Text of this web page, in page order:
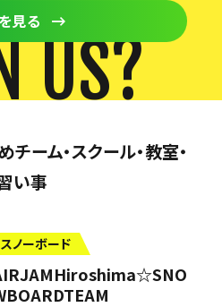
見る
US?
ーム・スクール・教室・
い事
スノーボード